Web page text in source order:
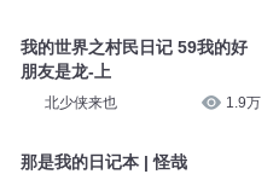
我的世界之村民日记 59我的好
朋友是龙-上
北少侠来也 1.9万
那是我的日记本 | 怪哉